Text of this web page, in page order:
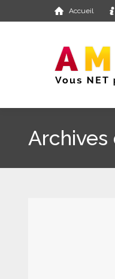
Accueil
Archives